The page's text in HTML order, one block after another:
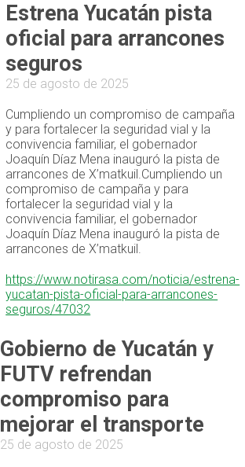
Estrena Yucatán pista
oficial para arrancones
seguros
25 de agosto de 2025
Cumpliendo un compromiso de campaña
y para fortalecer la seguridad vial y la
convivencia familiar, el gobernador
Joaquín Díaz Mena inauguró la pista de
arrancones de X’matkuil.Cumpliendo un
compromiso de campaña y para
fortalecer la seguridad vial y la
convivencia familiar, el gobernador
Joaquín Díaz Mena inauguró la pista de
arrancones de X’matkuil.
https://www.notirasa.com/noticia/estrena-
yucatan-pista-oficial-para-arrancones-
seguros/47032
Gobierno de Yucatán y
FUTV refrendan
compromiso para
mejorar el transporte
25 de agosto de 2025